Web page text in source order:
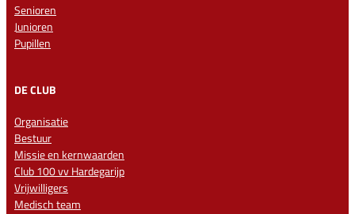
Senioren
Junioren
Pupillen
DE CLUB
Organisatie
Bestuur
Missie en kernwaarden
Club 100 vv Hardegarijp
Vrijwilligers
Medisch team